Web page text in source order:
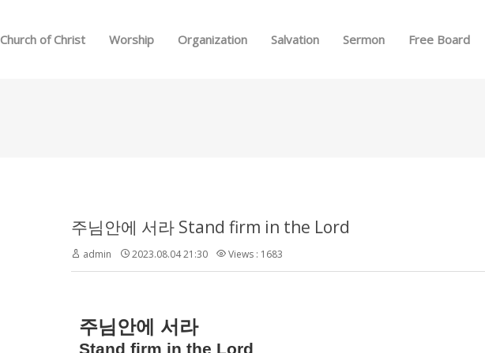
Church of Christ Worship Organization Salvation Sermon Free Board
주님안에 서라 Stand firm in the Lord
admin 2023.08.04 21:30 Views : 1683
주님안에 서라
Stand firm in the Lord